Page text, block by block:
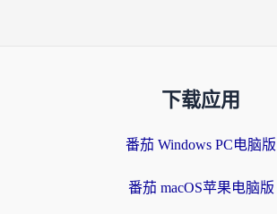
下载应用
番茄 Windows PC电脑版
番茄 macOS苹果电脑版